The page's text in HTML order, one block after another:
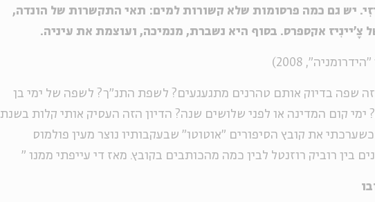
יש גם כמה פרסומות שלא קשורות למים: תאי התקשרות של הונדה,
צָ'יינִיז אקספרס. בסוף היא נשברת, מנמיכה, ועוצמת את עיניה.
2008)
שפה בדיוק אותם טהרנים מתגעגעים? לשפת התנ"ך? לשפה של ימי בן
ימי קום המדינה או לפני שלושים שנה? הדיון הזה העסיק אותי קלות בשנת
כשערכתי את קובץ הסיפורים "אוטוטו" שבעקבותיו נוצר מעין פולמוס
בין רוביק רוזנטל לבין כמה מהכותבים בקובץ. מאז די עייפתי ממנו "